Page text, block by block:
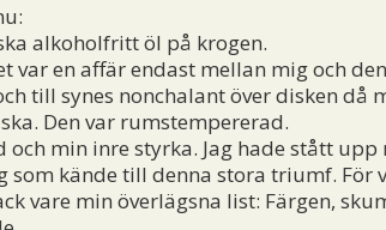
alkoholfritt öl på krogen.
en affär endast mellan mig och
till synes nonchalant över disken då
Den var rumstempererad.
min inre styrka. Jag hade stått upp
som kände till denna stora triumf. För
vare min överlägsna list: Färgen,